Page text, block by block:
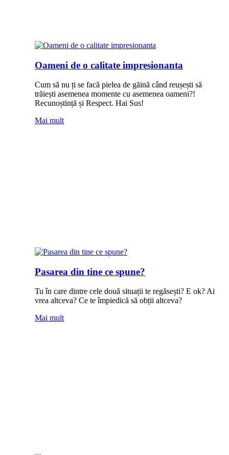
Oameni de o calitate impresionanta
Cum să nu ți se facă pielea de găină când reușești să
trăiești asemenea momente cu asemenea oameni?!
Recunoștință și Respect. Hai Sus!
Mai mult
Pasarea din tine ce spune?
Tu în care dintre cele două situații te regăsești? E ok? Ai
vrea altceva? Ce te împiedică să obții altceva?
Mai mult